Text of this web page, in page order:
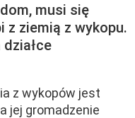
musi się
z ziemią z wykopu.
z wykopów jest
jej gromadzenie